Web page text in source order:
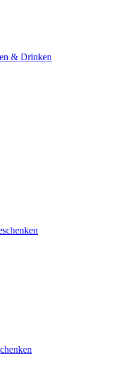
& Drinken